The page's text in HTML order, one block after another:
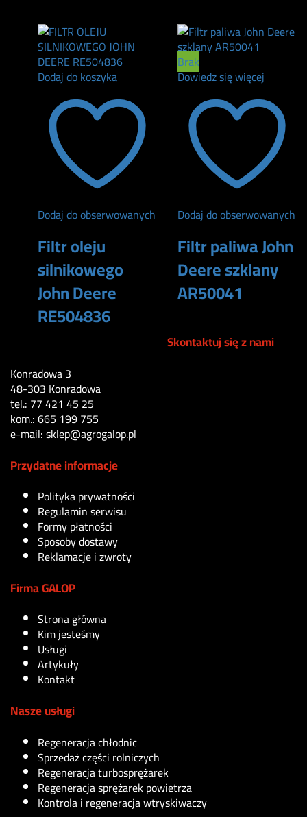
Dodaj do koszyka
Dodaj do obserwowanych
Filtr oleju
silnikowego
John Deere
RE504836
Brak
Dowiedz się więcej
Dodaj do obserwowanych
Filtr paliwa John
Deere szklany
AR50041
Skontaktuj się z nami
Konradowa 3
48-303 Konradowa
tel.: 77 421 45 25
kom.: 665 199 755
e-mail: sklep@agrogalop.pl
Przydatne informacje
Polityka prywatności
Regulamin serwisu
Formy płatności
Sposoby dostawy
Reklamacje i zwroty
Firma GALOP
Strona główna
Kim jesteśmy
Usługi
Artykuły
Kontakt
Nasze usługi
Regeneracja chłodnic
Sprzedaż części rolniczych
Regeneracja turbosprężarek
Regeneracja sprężarek powietrza
Kontrola i regeneracja wtryskiwaczy